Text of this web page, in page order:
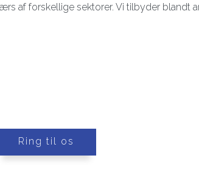
af forskellige sektorer. Vi tilbyder blandt
Ring til os